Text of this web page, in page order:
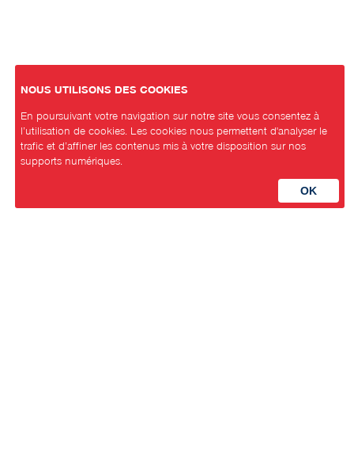
NOUS UTILISONS DES COOKIES
En poursuivant votre navigation sur notre site vous consentez à
l’utilisation de cookies. Les cookies nous permettent d'analyser le
trafic et d’affiner les contenus mis à votre disposition sur nos
supports numériques.